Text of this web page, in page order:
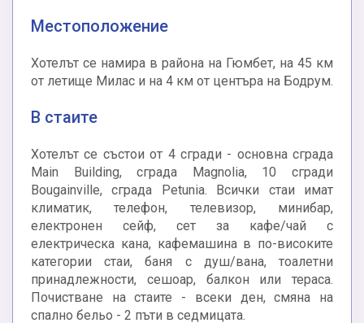
Местоположение
Хотелът се намира в района на Гюмбет, на 45 км
от летище Милас и на 4 км от центъра на Бодрум.
В стаите
Хотелът се състои от 4 сгради - основна сграда
Main Building, сграда Magnolia, 10 сгради
Bougainville, сграда Petunia. Всички стаи имат
климатик, телефон, телевизор, минибар,
електронен сейф, сет за кафе/чай с
електрическа кана, кафемашина в по-високите
категории стаи, баня с душ/вана, тоалетни
принадлежности, сешоар, балкон или тераса.
Почистване на стаите - всеки ден, смяна на
спално бельо - 2 пъти в седмицата.